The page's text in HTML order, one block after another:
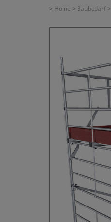
> Home > Baubedarf >